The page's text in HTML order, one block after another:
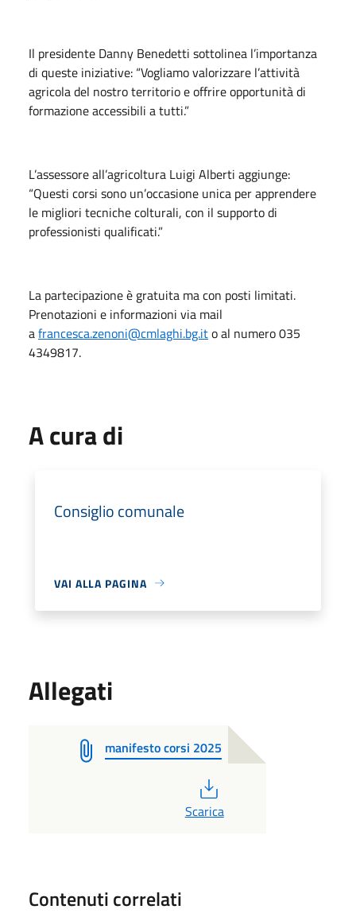
Il presidente Danny Benedetti sottolinea l’importanza
di queste iniziative: “Vogliamo valorizzare l’attività
agricola del nostro territorio e offrire opportunità di
formazione accessibili a tutti.”
L’assessore all’agricoltura Luigi Alberti aggiunge:
“Questi corsi sono un’occasione unica per apprendere
le migliori tecniche colturali, con il supporto di
professionisti qualificati.”
La partecipazione è gratuita ma con posti limitati.
Prenotazioni e informazioni via mail
afrancesca.zenoni@cmlaghi.bg.ito al numero 035
4349817.
A cura di
Consiglio comunale
VAI ALLA PAGINA
Allegati
manifesto corsi 2025
Scarica
Contenuti correlati